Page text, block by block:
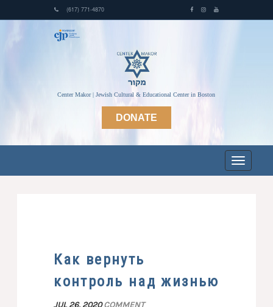
(617) 771-4870
Center Makor | Jewish Cultural & Educational Center in Boston
DONATE
Как вернуть
контроль над жизнью
JUL 26, 2020 COMMENT